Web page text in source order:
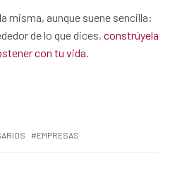
misma, aunque suene sencilla:
de lo que dices, constrúyela
con tu vida.
EMPRESAS